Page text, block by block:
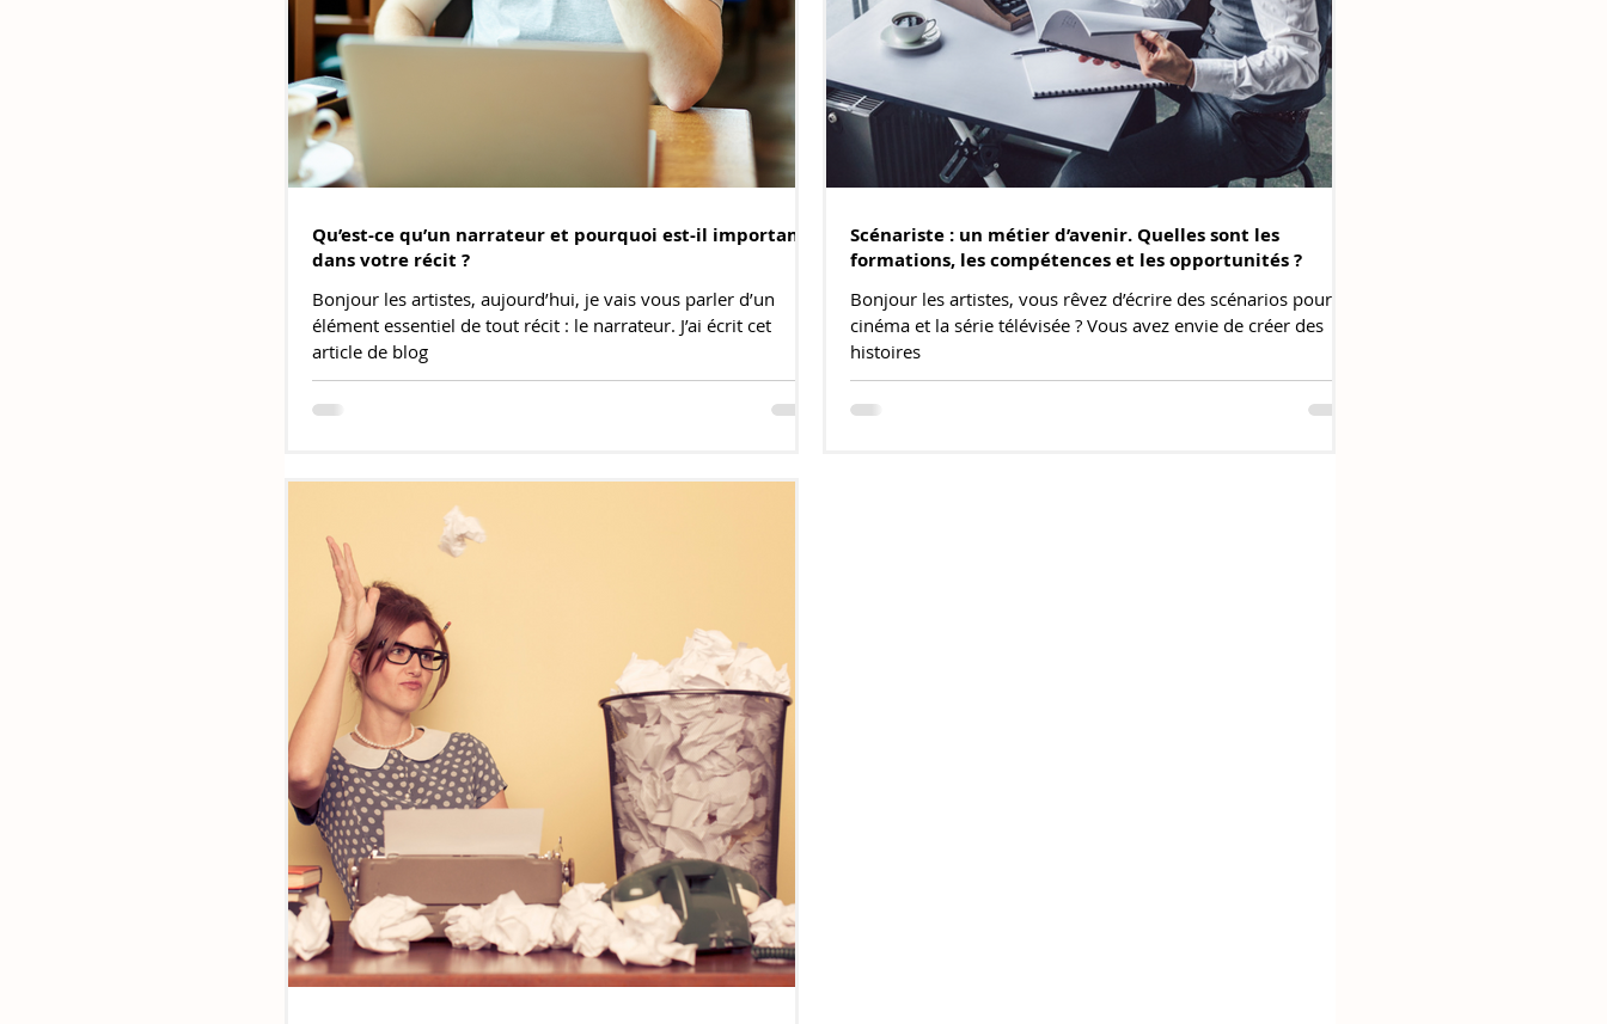
Qu’est-ce qu’un narrateur et pourquoi est-il important
dans votre récit ?
Bonjour les artistes, aujourd’hui, je vais vous parler d’un
élément essentiel de tout récit : le narrateur. J’ai écrit cet
article de blog
Scénariste : un métier d’avenir. Quelles sont les
formations, les compétences et les opportunités ?
Bonjour les artistes, vous rêvez d’écrire des scénarios pour le
cinéma et la série télévisée ? Vous avez envie de créer des
histoires